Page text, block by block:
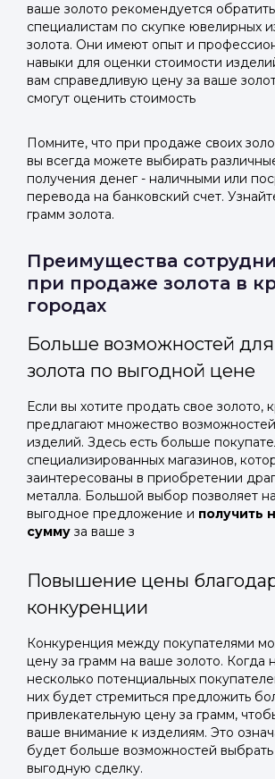
ваше золото рекомендуется
специалистам по скупке ювелирных
золота. Они имеют опыт и
навыки для оценки стоимости
вам справедливую цену за ваше
смогут оценить стоимость
Помните, что при продаже своих
вы всегда можете выбирать
получения денег - наличными или
перевода на банковский счет.
грамм золота.
Преимущества
при продаже золота в
городах
Больше возможностей
золота по выгодной цене
Если вы хотите продать свое золото,
предлагают множество
изделий. Здесь есть больше
специализированных магазинов,
заинтересованы в приобретении
металла. Большой выбор позволяет
выгодное предложение и получить
сумму за ваше з
Повышение цены
конкуренции
Конкуренция между покупателями
цену за грамм на ваше золото. Когда
несколько потенциальных
них будет стремиться предложить
привлекательную цену за грамм,
ваше внимание к изделиям. Это
будет больше возможностей
выгодную сделку.